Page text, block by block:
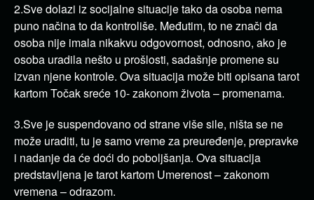
2.Sve dolazi iz socijalne situacije tako da osoba nema
puno načina to da kontroliše. Međutim, to ne znači da
osoba nije imala nikakvu odgovornost, odnosno, ako je
osoba uradila nešto u prošlosti, sadašnje promene su
izvan njene kontrole. Ova situacija može biti opisana tarot
kartom Točak sreće 10- zakonom života – promenama.
3.Sve je suspendovano od strane više sile, ništa se ne
može uraditi, tu je samo vreme za preuređenje, prepravke
i nadanje da će doći do poboljšanja. Ova situacija
predstavljena je tarot kartom Umerenost – zakonom
vremena – odrazom.